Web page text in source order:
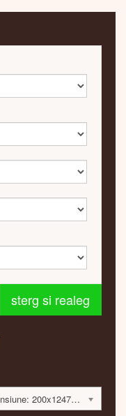
sterg si realeg
Tip: sistem de incalzire centrala; Dimensiune: 200x1247x200mm; 188 Watt; 6878 lei